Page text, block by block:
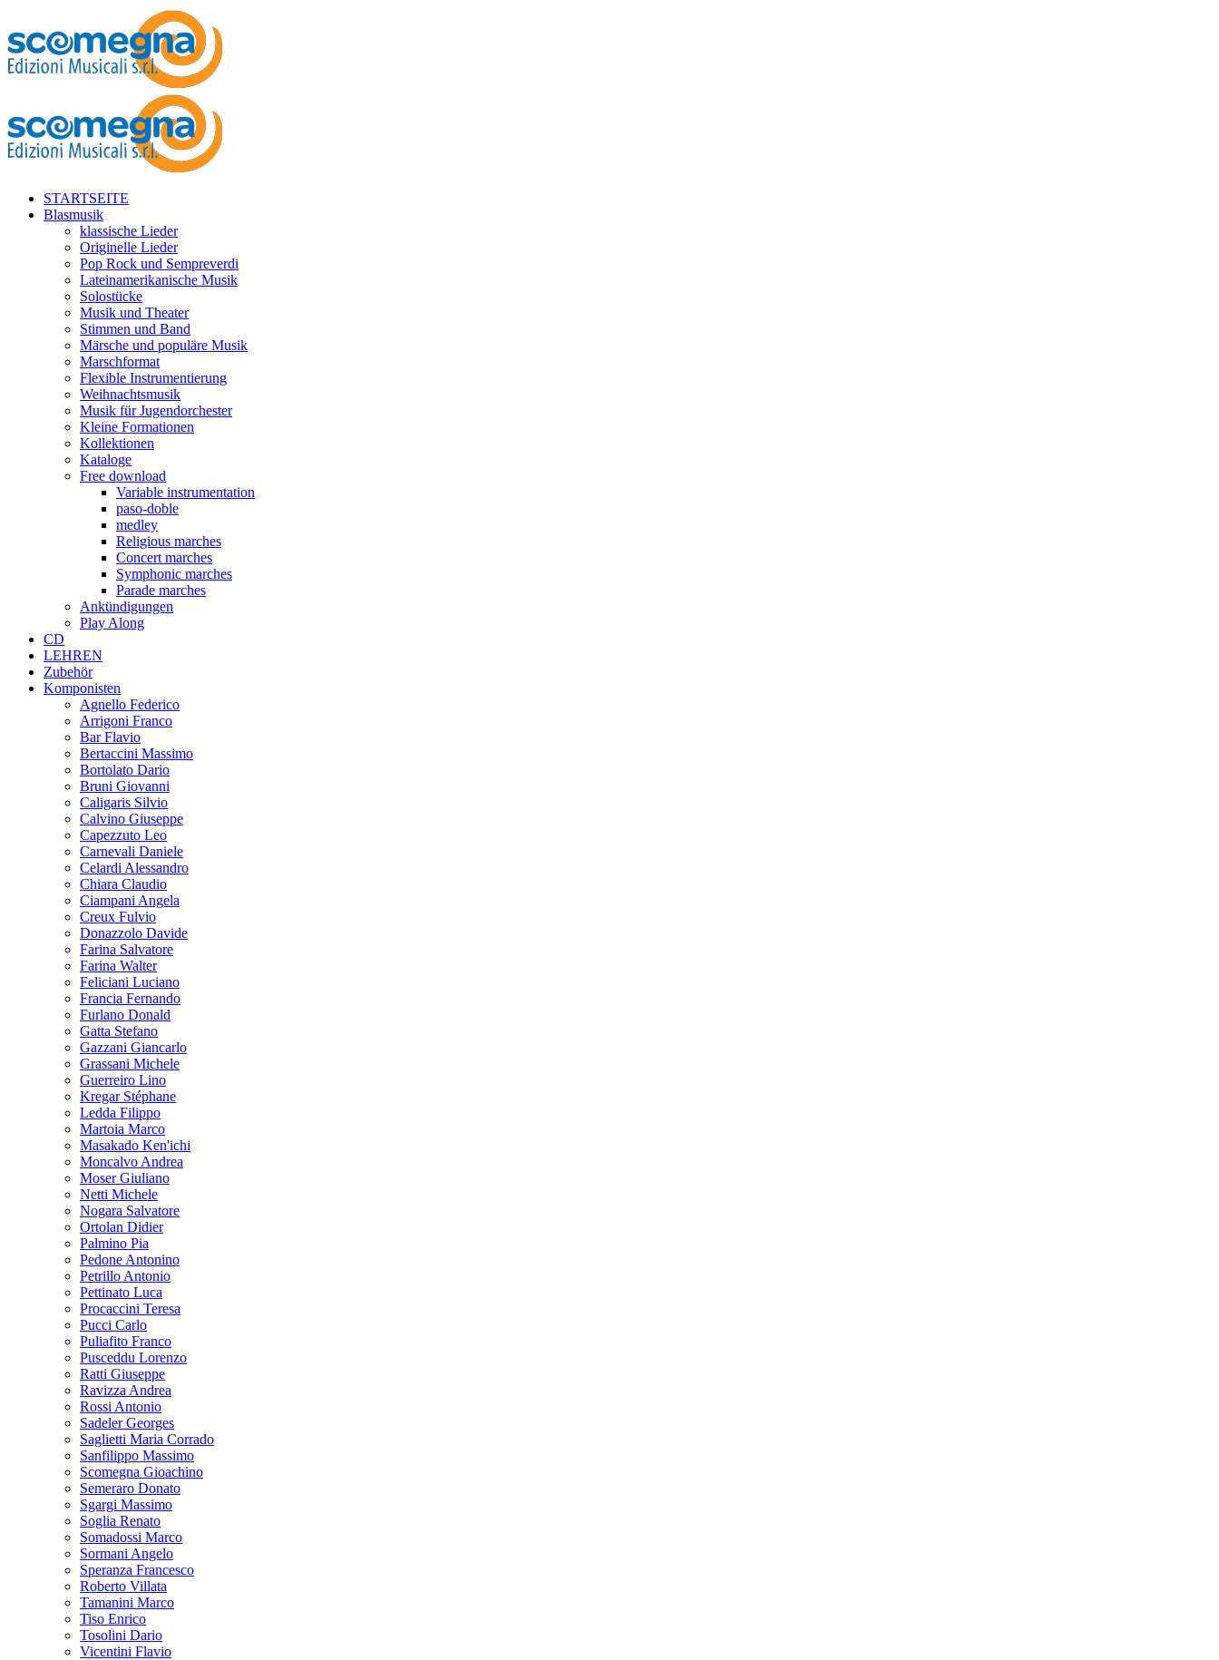
STARTSEITE
Blasmusik
klassische Lieder
Originelle Lieder
Pop Rock und Sempreverdi
Lateinamerikanische Musik
Solostücke
Musik und Theater
Stimmen und Band
Märsche und populäre Musik
Marschformat
Flexible Instrumentierung
Weihnachtsmusik
Musik für Jugendorchester
Kleine Formationen
Kollektionen
Kataloge
Free download
Variable instrumentation
paso-doble
medley
Religious marches
Concert marches
Symphonic marches
Parade marches
Ankündigungen
Play Along
CD
LEHREN
Zubehör
Komponisten
Agnello Federico
Arrigoni Franco
Bar Flavio
Bertaccini Massimo
Bortolato Dario
Bruni Giovanni
Caligaris Silvio
Calvino Giuseppe
Capezzuto Leo
Carnevali Daniele
Celardi Alessandro
Chiara Claudio
Ciampani Angela
Creux Fulvio
Donazzolo Davide
Farina Salvatore
Farina Walter
Feliciani Luciano
Francia Fernando
Furlano Donald
Gatta Stefano
Gazzani Giancarlo
Grassani Michele
Guerreiro Lino
Kregar Stéphane
Ledda Filippo
Martoia Marco
Masakado Ken'ichi
Moncalvo Andrea
Moser Giuliano
Netti Michele
Nogara Salvatore
Ortolan Didier
Palmino Pia
Pedone Antonino
Petrillo Antonio
Pettinato Luca
Procaccini Teresa
Pucci Carlo
Puliafito Franco
Pusceddu Lorenzo
Ratti Giuseppe
Ravizza Andrea
Rossi Antonio
Sadeler Georges
Saglietti Maria Corrado
Sanfilippo Massimo
Scomegna Gioachino
Semeraro Donato
Sgargi Massimo
Soglia Renato
Somadossi Marco
Sormani Angelo
Speranza Francesco
Roberto Villata
Tamanini Marco
Tiso Enrico
Tosolini Dario
Vicentini Flavio